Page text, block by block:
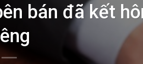
bán đã kết